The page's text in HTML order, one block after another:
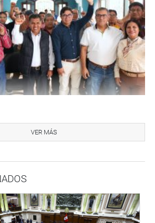
el parlamentario Alfredo Pariona Sinche
de Choclococha y observó la
Ica, que hoy se encuentra bajo la
«ha dejado un perjuicio de acceso
altas e intermedias de Huancavelica
VER MÁS